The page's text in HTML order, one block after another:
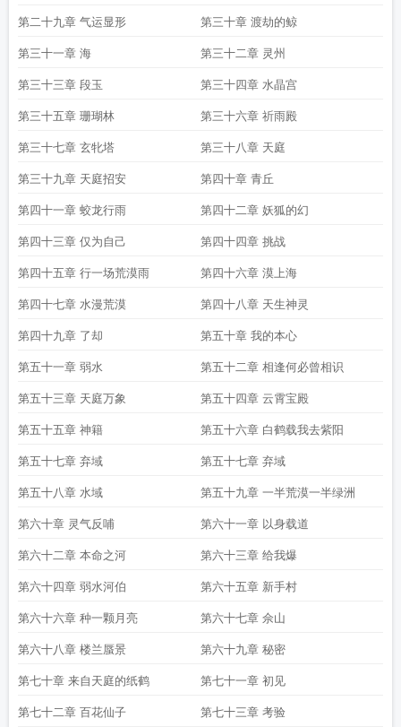
第二十九章 气运显形 第三十章 渡劫的鲸
第三十一章 海 第三十二章 灵州
第三十三章 段玉 第三十四章 水晶宫
第三十五章 珊瑚林 第三十六章 祈雨殿
第三十七章 玄牝塔 第三十八章 天庭
第三十九章 天庭招安 第四十章 青丘
第四十一章 蛟龙行雨 第四十二章 妖狐的幻
第四十三章 仅为自己 第四十四章 挑战
第四十五章 行一场荒漠雨 第四十六章 漠上海
第四十七章 水漫荒漠 第四十八章 天生神灵
第四十九章 了却 第五十章 我的本心
第五十一章 弱水 第五十二章 相逢何必曾相识
第五十三章 天庭万象 第五十四章 云霄宝殿
第五十五章 神籍 第五十六章 白鹤载我去紫阳
第五十七章 弃域 第五十七章 弃域
第五十八章 水域 第五十九章 一半荒漠一半绿洲
第六十章 灵气反哺 第六十一章 以身载道
第六十二章 本命之河 第六十三章 给我爆
第六十四章 弱水河伯 第六十五章 新手村
第六十六章 种一颗月亮 第六十七章 佘山
第六十八章 楼兰蜃景 第六十九章 秘密
第七十章 来自天庭的纸鹤 第七十一章 初见
第七十二章 百花仙子 第七十三章 考验